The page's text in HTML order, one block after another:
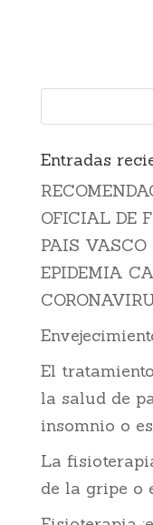
Entradas
OFICIAL DE
PAIS
EPIDEMIA
El
la salud de
insomnio o
La
de la gripe o